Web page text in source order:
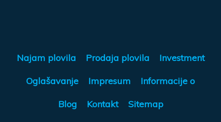
Najam plovila Prodaja plovila Investment
Oglašavanje Impresum Informacije o
Blog Kontakt Sitemap